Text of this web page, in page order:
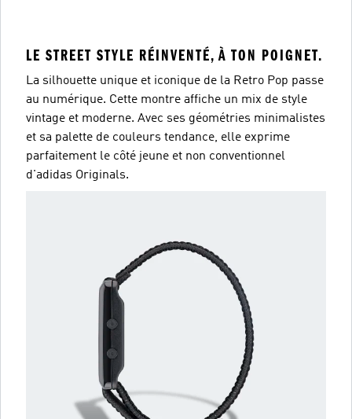
LE STREET STYLE RÉINVENTÉ, À TON POIGNET.
La silhouette unique et iconique de la Retro Pop passe
au numérique. Cette montre affiche un mix de style
vintage et moderne. Avec ses géométries minimalistes
et sa palette de couleurs tendance, elle exprime
parfaitement le côté jeune et non conventionnel
d'adidas Originals.